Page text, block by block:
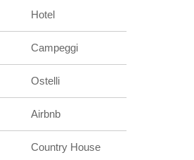
Hotel
Campeggi
Ostelli
Airbnb
Country House